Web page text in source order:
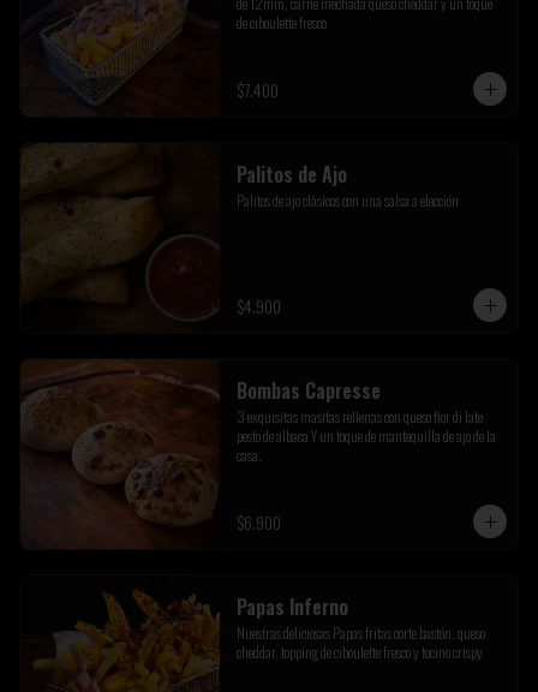
de ciboulette fresco
$7.400
Palitos de Ajo
Palitos de ajo clásicos con una salsa a elección
$4.900
Bombas Capresse
3 exquisitas masitas rellenas con queso fior di late
pesto de albaca Y un toque de mantequilla de ajo de la
casa.
$6.900
Papas Inferno
Nuestras deliciosas Papas fritas corte bastón, queso
cheddar, topping de ciboulette fresco y tocino crispy